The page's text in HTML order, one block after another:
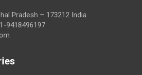
Pradesh – 173212 India
9418496197